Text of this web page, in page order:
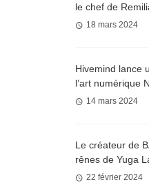
le chef de
18 mars 2024
Hivemind lance
l’art numérique
14 mars 2024
Le créateur de
rênes de Yuga
22 février 2024